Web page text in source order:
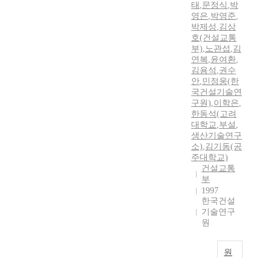
태 ,문정식 ,박
영은,박영준,
박제성 ,김상
호(건설교통
부),노관섭 ,김
연복,윤여환,
김용석 ,권수
안,민정웅(한
국건설기술연
구원),이학은,
한동석(고려
대학교,부설 ,
생산기술연구
소),김기동(공
주대학교)
건설교통
부
1997
한국건설
기술연구
원
원